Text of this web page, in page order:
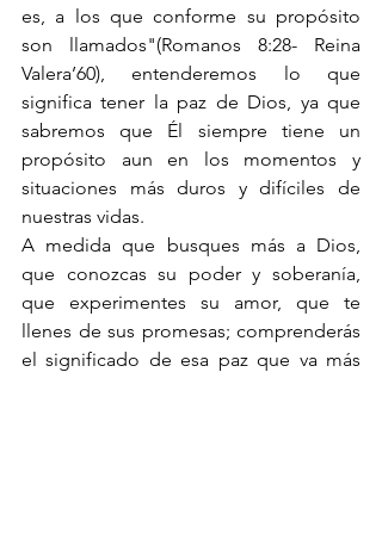
es, a los que conforme su propósito
son llamados"(Romanos 8:28- Reina
Valera’60), entenderemos lo que
significa tener la paz de Dios, ya que
sabremos que Él siempre tiene un
propósito aun en los momentos y
situaciones más duros y difíciles de
nuestras vidas.
A medida que busques más a Dios,
que conozcas su poder y soberanía,
que experimentes su amor, que te
llenes de sus promesas; comprenderás
el significado de esa paz que va más